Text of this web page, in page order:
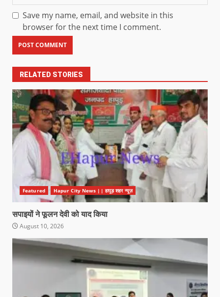
Save my name, email, and website in this
browser for the next time I comment.
RELATED STORIES
Featured Hapur City News || हापुड़ शहर न्यूज़
सपाइयों ने फूलन देवी को याद किया
August 10, 2026